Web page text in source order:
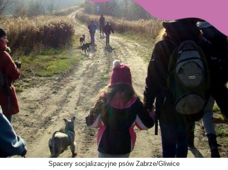
Spacery socjalizacyjne psów Zabrze/Gliwice